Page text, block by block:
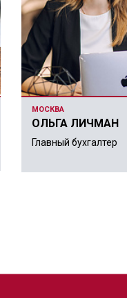
МОСКВА
ОЛЬГА ЛИЧМАН
Главный бухгалтер